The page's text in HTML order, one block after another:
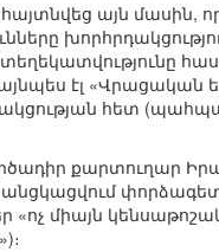
հայտնվեց այն
տեղեկատվությունը
էլ «Վրացական
հետ
քարտուղար
«ոչ միայն